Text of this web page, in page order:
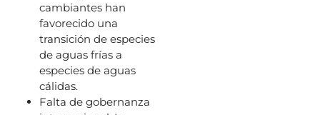
cambiantes han
favorecido una
transición de especies
de aguas frías a
especies de aguas
cálidas.
Falta de gobernanza